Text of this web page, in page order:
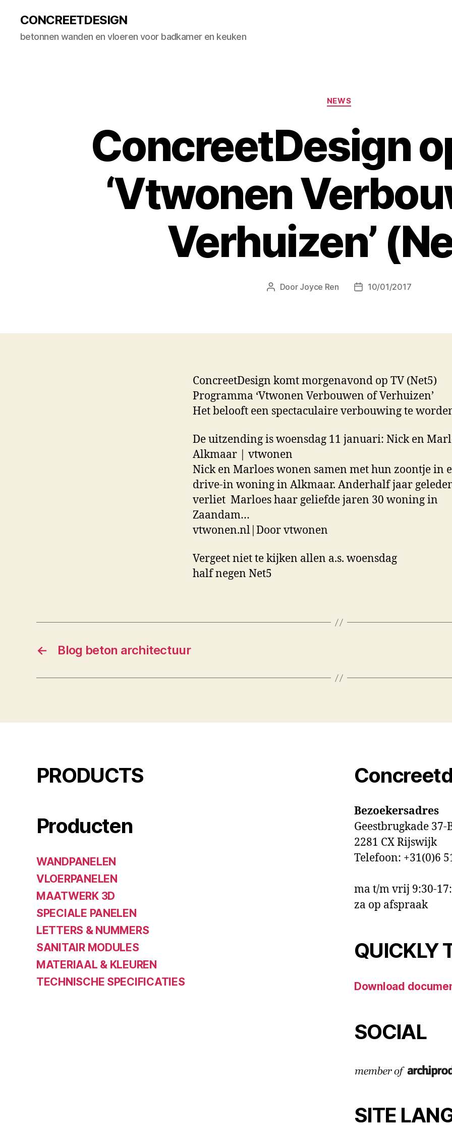
CONCREETDESIGN
betonnen wanden en vloeren voor badkamer en keuken
Categorieën
NEWS
ConcreetDesign
‘Vtwonen
Verhuizen’
Berichtauteur
Door Joyce Ren Berichtdatum
10/01/2017
ConcreetDesign komt morgenavond op TV (Net5)
Programma ‘Vtwonen Verbouwen of Verhuizen’
Het belooft een spectaculaire verbouwing te
De uitzending is woensdag 11 januari: Nick en
Alkmaar | vtwonen
Nick en Marloes wonen samen met hun zoontje in
drive-in woning in Alkmaar. Anderhalf jaar
verliet Marloes haar geliefde jaren 30 woning in
Zaandam…
vtwonen.nl|Door vtwonen
Vergeet niet te kijken allen a.s. woensdag
half negen Net5
← Blog beton architectuur
PRODUCTS
Producten
WANDPANELEN
VLOERPANELEN
MAATWERK 3D
SPECIALE PANELEN
LETTERS & NUMMERS
SANITAIR MODULES
MATERIAAL & KLEUREN
TECHNISCHE SPECIFICATIES
Bezoekersadres
Geestbrugkade 37-
2281 CX Rijswijk
Telefoon: +31(0)6
ma t/m vrij 9:30-
za op afspraak
QUICKLY
Download
SOCIAL
SITE